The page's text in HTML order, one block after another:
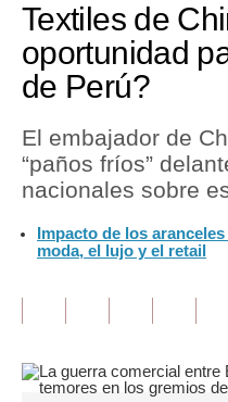
Perú
Política
Finanzas Personales
Plus G
Opinión
Pregunta de hoy
Textiles de
oportunidad
de Perú?
El embajador de
“paños fríos”
nacionales sobre
Impacto de los
moda, el lujo y el retail